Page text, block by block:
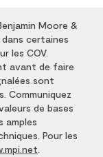
Moore &
certaines
les COV.
avant de faire
sont
Communiquez
de bases
amples
Pour les